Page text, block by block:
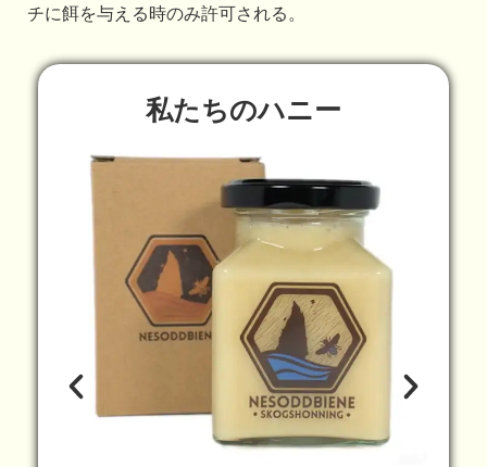
チに餌を与える時のみ許可される。
私たちのハニー